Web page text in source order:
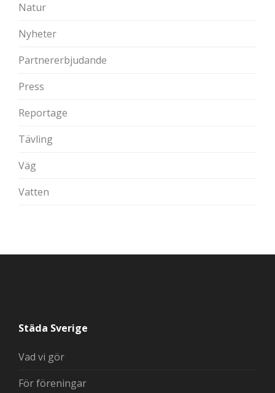
Natur
Nyheter
Partnererbjudande
Press
Reportage
Tävling
Väg
Vatten
Städa Sverige
Vad vi gör
För föreningar